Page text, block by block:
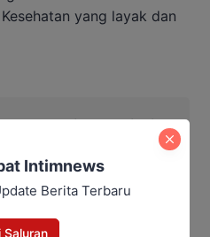
yang layak dan
Putih Bakal jadi
Profesional
Intimnews
Berita Terbaru
Saluran